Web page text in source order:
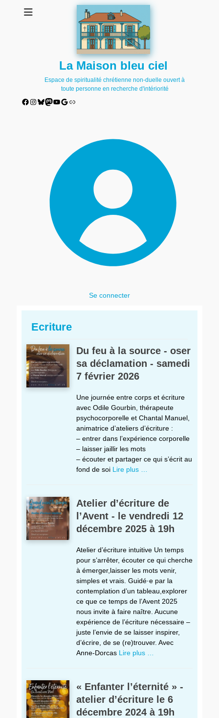
La Maison bleu ciel
Espace de spiritualité chrétienne non-duelle ouvert à
toute personne en recherche d'intériorité
Facebook
Instagram
Bluesky
Mastodon
YouTube
Google
Lien
Se connecter
Ecriture
Du feu à la source - oser
sa déclamation - samedi
7 février 2026
Une journée entre corps et écriture
avec Odile Gourbin, thérapeute
psychocorporelle et Chantal Manuel,
animatrice d’ateliers d’écriture :
– entrer dans l’expérience corporelle
– laisser jaillir les mots
– écouter et partager ce qui s’écrit au
fond de soi Lire plus …
Atelier d’écriture de
l’Avent - le vendredi 12
décembre 2025 à 19h
Atelier d’écriture intuitive Un temps
pour s’arrêter, écouter ce qui cherche
à émerger,laisser les mots venir,
simples et vrais. Guidé·e par la
contemplation d’un tableau,explorer
ce que ce temps de l’Avent 2025
nous invite à faire naître. Aucune
expérience de l’écriture nécessaire –
juste l’envie de se laisser inspirer,
d’écrire, de se (re)trouver. Avec
Anne-Dorcas Lire plus …
« Enfanter l’éternité » -
atelier d’écriture le 6
décembre 2024 à 19h